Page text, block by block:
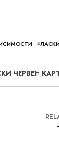
#
ЧЕРВЕН